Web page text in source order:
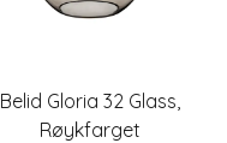
Belid Gloria 32 Glass,
Røykfarget